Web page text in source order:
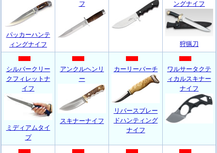
パッカーハンテ
ィングナイフ
フ ングナイフ
狩猟刀
シルバークリー
クフィレットナ
イフ
ミディアムタイ
プ
アンクルヘンリ
ー
スキナーナイフ
カーリーバーチ
リバースブレー
ドハンティング
ナイフ
ワルサータクテ
ィカルスキナー
ナイフ